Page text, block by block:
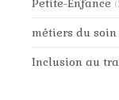
Petite-Enfance
métiers du
Inclusion au